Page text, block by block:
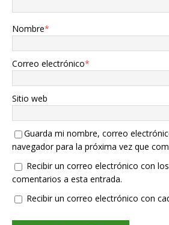
Nombre*
Correo electrónico*
Sitio web
Guarda mi nombre, correo
navegador para la próxima vez que
Recibir un correo electrónico con
comentarios a esta entrada.
Recibir un correo electrónico con